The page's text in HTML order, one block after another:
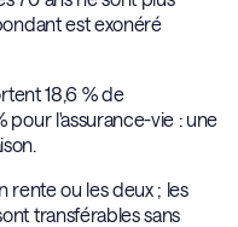
est exonéré
18,6 % de
pour l'assurance-vie : une
rente ou les deux ; les
transférables sans